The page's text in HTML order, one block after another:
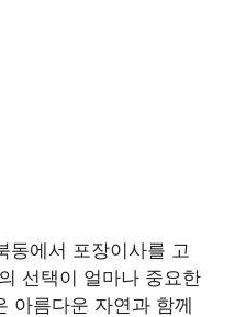
동에서 포장이사를 고
선택이 얼마나 중요한
아름다운 자연과 함께